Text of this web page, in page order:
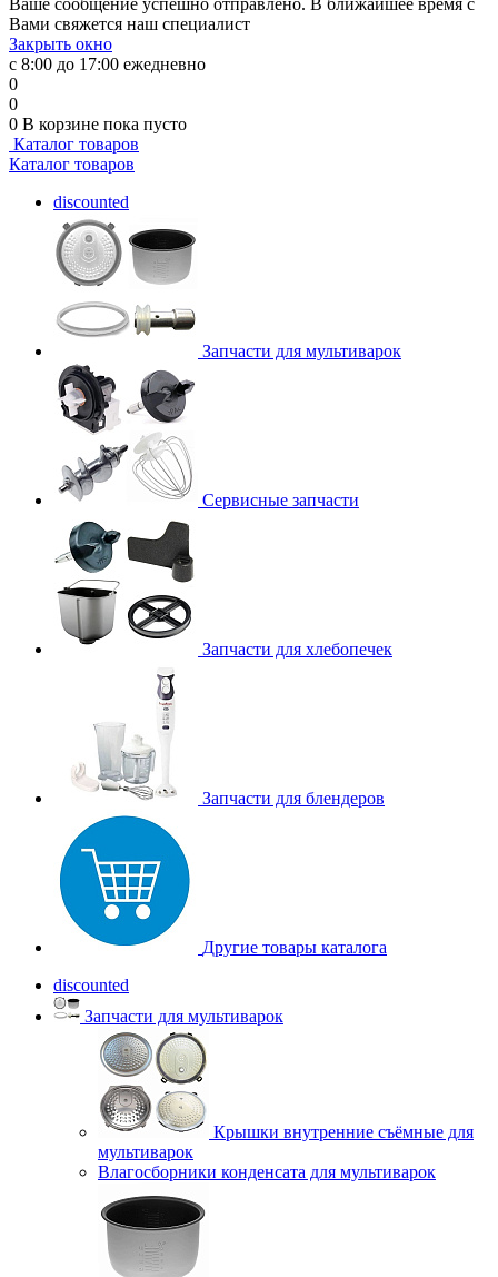
Ваше сообщение успешно отправлено. В ближайшее время с
Вами свяжется наш специалист
Закрыть окно
с 8:00 до 17:00 ежедневно
0
0
0 В корзине пока пусто
Каталог товаров
Каталог товаров
discounted
Запчасти для мультиварок
Сервисные запчасти
Запчасти для хлебопечек
Запчасти для блендеров
Другие товары каталога
discounted
Запчасти для мультиварок
Крышки внутренние съёмные для
мультиварок
Влагосборники конденсата для мультиварок